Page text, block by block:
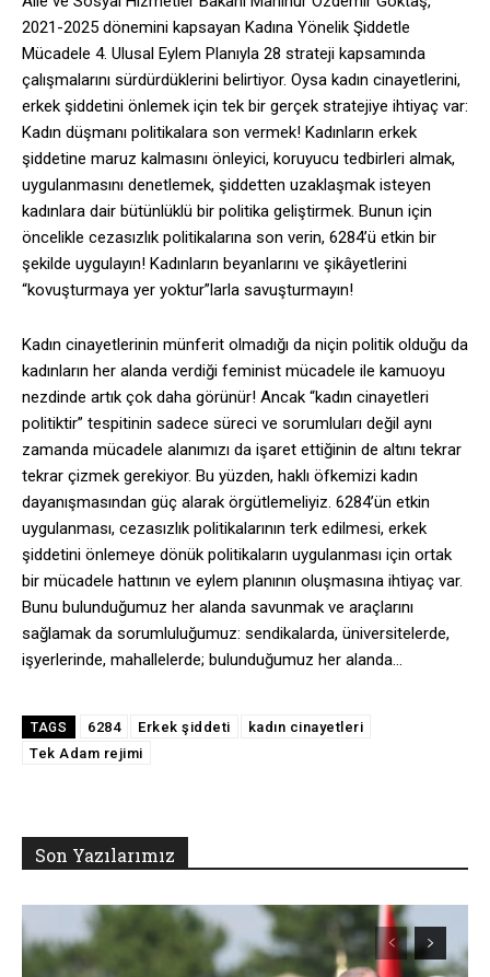
2021-2025 dönemini kapsayan Kadına Yönelik Şiddetle
Mücadele 4. Ulusal Eylem Planıyla 28 strateji kapsamında
çalışmalarını sürdürdüklerini belirtiyor. Oysa kadın cinayetlerini,
erkek şiddetini önlemek için tek bir gerçek stratejiye ihtiyaç var:
Kadın düşmanı politikalara son vermek! Kadınların erkek
şiddetine maruz kalmasını önleyici, koruyucu tedbirleri almak,
uygulanmasını denetlemek, şiddetten uzaklaşmak isteyen
kadınlara dair bütünlüklü bir politika geliştirmek. Bunun için
öncelikle cezasızlık politikalarına son verin, 6284’ü etkin bir
şekilde uygulayın! Kadınların beyanlarını ve şikâyetlerini
“kovuşturmaya yer yoktur”larla savuşturmayın!
Kadın cinayetlerinin münferit olmadığı da niçin politik olduğu da
kadınların her alanda verdiği feminist mücadele ile kamuoyu
nezdinde artık çok daha görünür! Ancak “kadın cinayetleri
politiktir” tespitinin sadece süreci ve sorumluları değil aynı
zamanda mücadele alanımızı da işaret ettiğinin de altını tekrar
tekrar çizmek gerekiyor. Bu yüzden, haklı öfkemizi kadın
dayanışmasından güç alarak örgütlemeliyiz. 6284’ün etkin
uygulanması, cezasızlık politikalarının terk edilmesi, erkek
şiddetini önlemeye dönük politikaların uygulanması için ortak
bir mücadele hattının ve eylem planının oluşmasına ihtiyaç var.
Bunu bulunduğumuz her alanda savunmak ve araçlarını
sağlamak da sorumluluğumuz: sendikalarda, üniversitelerde,
işyerlerinde, mahallelerde; bulunduğumuz her alanda…
TAGS 6284 Erkek şiddeti
kadın cinayetleri
Tek Adam rejimi
Son Yazılarımız